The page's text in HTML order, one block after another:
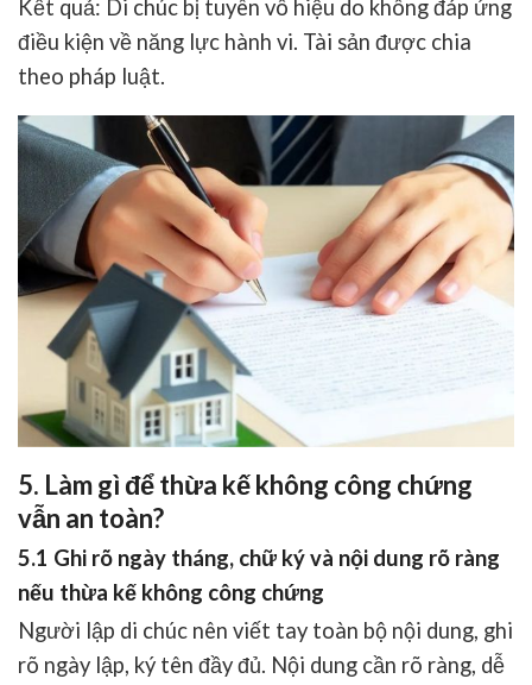
Kết quả: Di chúc bị tuyên vô hiệu do không đáp ứng
điều kiện về năng lực hành vi. Tài sản được chia
theo pháp luật.
5. Làm gì để thừa kế không công chứng
vẫn an toàn?
5.1 Ghi rõ ngày tháng, chữ ký và nội dung rõ ràng
nếu thừa kế không công chứng
Người lập di chúc nên viết tay toàn bộ nội dung, ghi
rõ ngày lập, ký tên đầy đủ. Nội dung cần rõ ràng, dễ